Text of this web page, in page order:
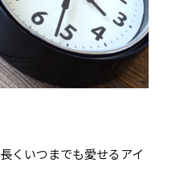
くいつまでも愛せるアイ